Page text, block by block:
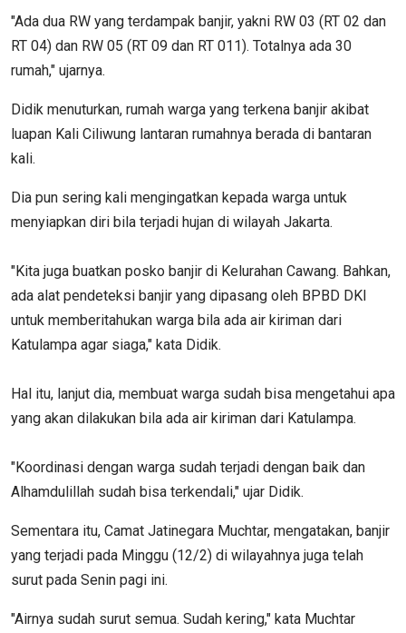
"Ada dua RW yang terdampak banjir, yakni RW 03 (RT 02 dan
RT 04) dan RW 05 (RT 09 dan RT 011). Totalnya ada 30
rumah," ujarnya.
Didik menuturkan, rumah warga yang terkena banjir akibat
luapan Kali Ciliwung lantaran rumahnya berada di bantaran
kali.
Dia pun sering kali mengingatkan kepada warga untuk
menyiapkan diri bila terjadi hujan di wilayah Jakarta.
"Kita juga buatkan posko banjir di Kelurahan Cawang. Bahkan,
ada alat pendeteksi banjir yang dipasang oleh BPBD DKI
untuk memberitahukan warga bila ada air kiriman dari
Katulampa agar siaga," kata Didik.
Hal itu, lanjut dia, membuat warga sudah bisa mengetahui apa
yang akan dilakukan bila ada air kiriman dari Katulampa.
"Koordinasi dengan warga sudah terjadi dengan baik dan
Alhamdulillah sudah bisa terkendali," ujar Didik.
Sementara itu, Camat Jatinegara Muchtar, mengatakan, banjir
yang terjadi pada Minggu (12/2) di wilayahnya juga telah
surut pada Senin pagi ini.
"Airnya sudah surut semua. Sudah kering," kata Muchtar